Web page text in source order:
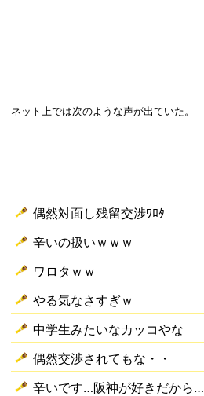
ネット上では次のような声が出ていた。
偶然対面し残留交渉ﾜﾛﾀ
辛いの扱いｗｗｗ
ワロタｗｗ
やる気なさすぎｗ
中学生みたいなカッコやな
偶然交渉されてもな・・
辛いです…阪神が好きだから…